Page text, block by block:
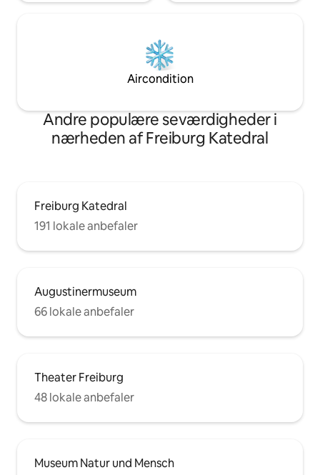
Aircondition
Andre populære seværdigheder i
nærheden af Freiburg Katedral
Freiburg Katedral
191 lokale anbefaler
Augustinermuseum
66 lokale anbefaler
Theater Freiburg
48 lokale anbefaler
Museum Natur und Mensch